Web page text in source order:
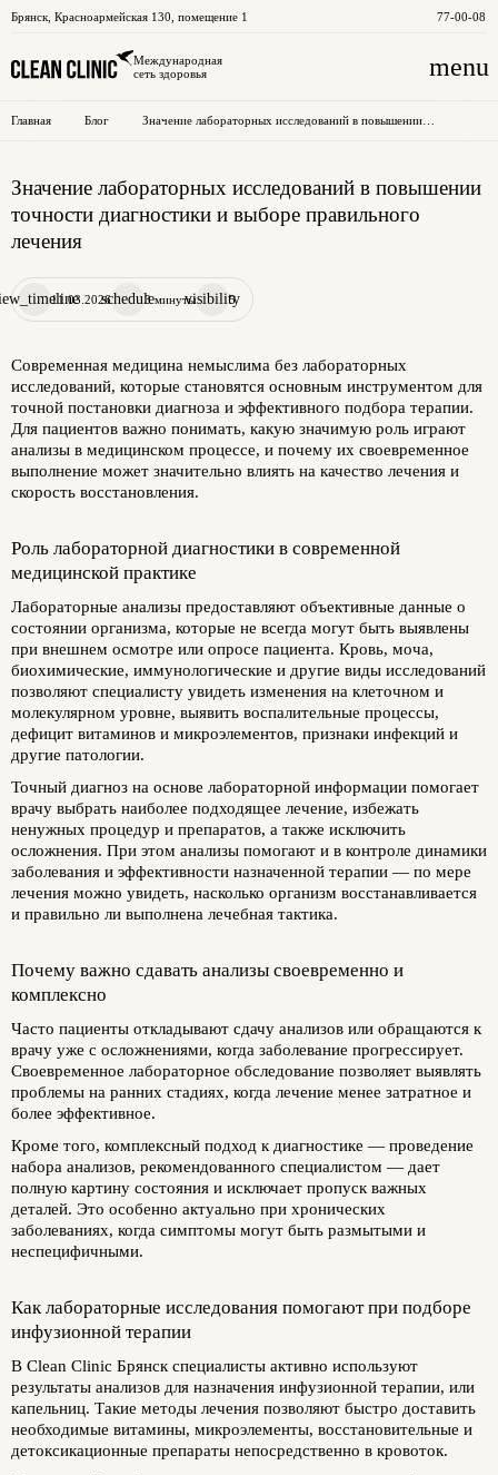
Брянск Красноармейская 130, помещение 1 77-00-08
Международная
сеть здоровья
menu
Главная Блог
Значение лабораторных исследований в повышении
Значение лабораторных исследований в повышении
точности диагностики и выборе правильного
лечения
11.03.2026schedule3 минутыvisibility
5
Современная медицина немыслима без лабораторных
исследований, которые становятся основным инструментом для
точной постановки диагноза и эффективного подбора терапии.
Для пациентов важно понимать, какую значимую роль играют
анализы в медицинском процессе, и почему их своевременное
выполнение может значительно влиять на качество лечения и
скорость восстановления.
Роль лабораторной диагностики в современной
медицинской практике
Лабораторные анализы предоставляют объективные данные о
состоянии организма, которые не всегда могут быть выявлены
при внешнем осмотре или опросе пациента. Кровь, моча,
биохимические, иммунологические и другие виды исследований
позволяют специалисту увидеть изменения на клеточном и
молекулярном уровне, выявить воспалительные процессы,
дефицит витаминов и микроэлементов, признаки инфекций и
другие патологии.
Точный диагноз на основе лабораторной информации помогает
врачу выбрать наиболее подходящее лечение, избежать
ненужных процедур и препаратов, а также исключить
осложнения. При этом анализы помогают и в контроле динамики
заболевания и эффективности назначенной терапии — по мере
лечения можно увидеть, насколько организм восстанавливается
и правильно ли выполнена лечебная тактика.
Почему важно сдавать анализы своевременно и
комплексно
Часто пациенты откладывают сдачу анализов или обращаются к
врачу уже с осложнениями, когда заболевание прогрессирует.
Своевременное лабораторное обследование позволяет выявлять
проблемы на ранних стадиях, когда лечение менее затратное и
более эффективное.
Кроме того, комплексный подход к диагностике — проведение
набора анализов, рекомендованного специалистом — дает
полную картину состояния и исключает пропуск важных
деталей. Это особенно актуально при хронических
заболеваниях, когда симптомы могут быть размытыми и
неспецифичными.
Как лабораторные исследования помогают при подборе
инфузионной терапии
В Clean Clinic Брянск специалисты активно используют
результаты анализов для назначения инфузионной терапии, или
капельниц. Такие методы лечения позволяют быстро доставить
необходимые витамины, микроэлементы, восстановительные и
детоксикационные препараты непосредственно в кровоток.